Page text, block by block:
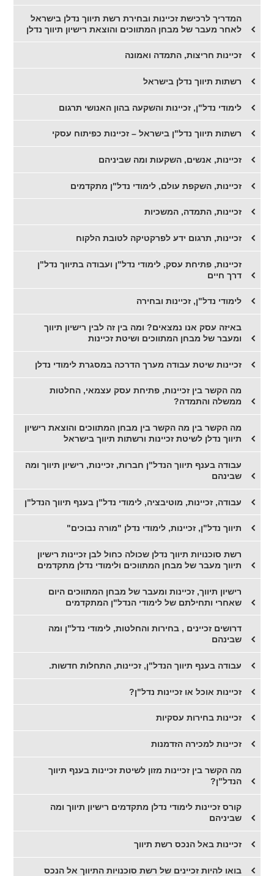
המדריך לרכישת זכיינות ובחירת רשת תיווך נדלן בישראל
לאחר מעבר של מבחן המתווכים והוצאת רישיון תיווך נדלן
זכיינות חריצות, התמדה ואמונה
רשתות תיווך נדלן בישראל
לימודי נדל"ן, זכיינות והשקעה בהון האנושי תרגום
רשתות תיווך נדל"ן בישראל – זכיינות כפיתוח עסקי
זכיינות, אנשים, השקעות ומה שביניהם
זכיינות, השקפת עולם, לימודי נדל"ן מתקדמים
זכיינות, התמדה, המשכיות
זכיינות, תרגום ידע לפרקטיקה לטובת הלקוח
זכיינות, פתיחת עסק, לימודי נדל"ן ועבודה בתיווך נדל"ן
דרך חיים
לימודי נדל"ן, זכיינות ובחירה
​באיזה עסק אנו נמצאים? ומה בין זה לבין רישיון תיווך
ומעבר של מבחן המתווכים ושיטת זכיינות
זכיינות שיטת עבודה מערך הדרכה במסגרת לימודי נדלן
מה הקשר בין זכיינות, פתיחת עסק עצמאי, החלטות
ממשלה והתמדה?
מה הקשר בין מה הקשר בין מבחן המתווכים והוצאת רישיון
תיווך נדלן לשיטת זכיינות ורשתות תיווך בישראל
עבודה בענף תיווך הנדל"ן חברות, זכיינות, רישיון תיווך ומה
שבינהם
עבודה, זכיינות, מוטיבציה, לימודי נדל"ן בענף תיווך הנדל"ן
תיווך נדל"ן, זכיינות, לימודי נדלן "מורה נבוכים"
רשת סוכנויות תיווך נדלן שכולה כחול לבן זכיינות רישיון
תיווך מעבר של מבחן המתווכים ולימודי נדלן מתקדמים
רישיון תיווך, זכיינות ומעבר של מבחן המתווכים היום
שאחרי ותחילתם של לימודי הנדל"ן המתקדמים
דרושים זכיינים , בחירות והחלטות, לימודי נדל"ן ומה
שבינהם
עבודה בענף תיווך הנדל"ן, זכיינות, התחלות חדשות.
זכיינות אוכל או זכיינות נדל"ן?
זכיינות בחירות עסקיות
זכיינות למכירה הזדמנות
מה הקשר בין זכיינות מזון לשיטת זכיינות בענף תיווך
הנדל"ן?
קורס זכיינות לימודי נדלן מתקדמים רישיון תיווך ומה
שביניהם
זכיינות באל הנכס רשת תיווך
בואו להיות זכיינים של רשת סוכנויות התיווך אל הנכס